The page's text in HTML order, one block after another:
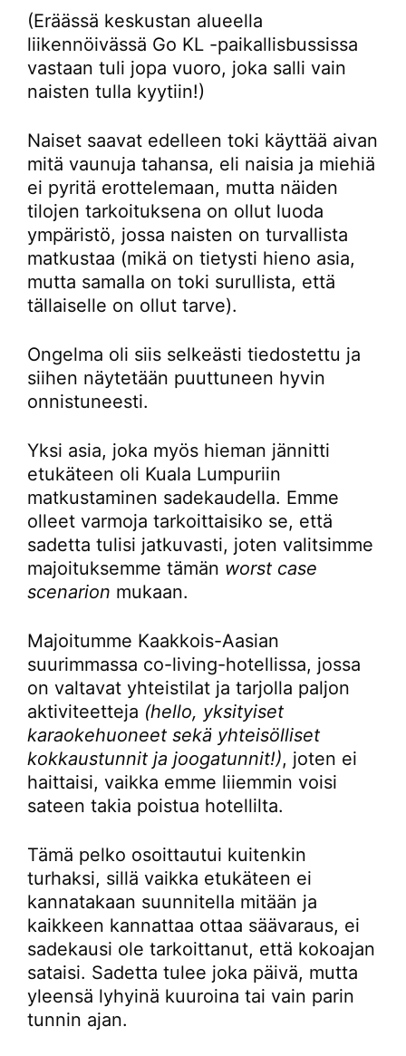
(Eräässä keskustan alueella
liikennöivässä Go KL -paikallisbussissa
vastaan tuli jopa vuoro, joka salli vain
naisten tulla kyytiin!)
Naiset saavat edelleen toki käyttää aivan
mitä vaunuja tahansa, eli naisia ja miehiä
ei pyritä erottelemaan, mutta näiden
tilojen tarkoituksena on ollut luoda
ympäristö, jossa naisten on turvallista
matkustaa (mikä on tietysti hieno asia,
mutta samalla on toki surullista, että
tällaiselle on ollut tarve).
Ongelma oli siis selkeästi tiedostettu ja
siihen näytetään puuttuneen hyvin
onnistuneesti.
Yksi asia, joka myös hieman jännitti
etukäteen oli Kuala Lumpuriin
matkustaminen sadekaudella. Emme
olleet varmoja tarkoittaisiko se, että
sadetta tulisi jatkuvasti, joten valitsimme
majoituksemme tämän worst case
scenarion mukaan.
Majoitumme Kaakkois-Aasian
suurimmassa co-living-hotellissa, jossa
on valtavat yhteistilat ja tarjolla paljon
aktiviteetteja (hello, yksityiset
karaokehuoneet sekä yhteisölliset
kokkaustunnit ja joogatunnit!), joten ei
haittaisi, vaikka emme liiemmin voisi
sateen takia poistua hotellilta.
Tämä pelko osoittautui kuitenkin
turhaksi, sillä vaikka etukäteen ei
kannatakaan suunnitella mitään ja
kaikkeen kannattaa ottaa säävaraus, ei
sadekausi ole tarkoittanut, että kokoajan
sataisi. Sadetta tulee joka päivä, mutta
yleensä lyhyinä kuuroina tai vain parin
tunnin ajan.